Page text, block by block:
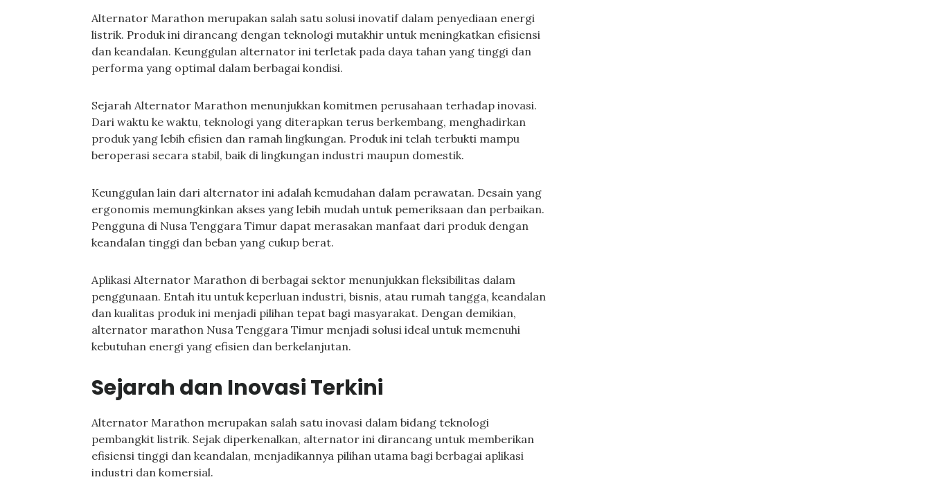
Alternator Marathon merupakan salah satu solusi inovatif dalam penyediaan energi
listrik. Produk ini dirancang dengan teknologi mutakhir untuk meningkatkan efisiensi
dan keandalan. Keunggulan alternator ini terletak pada daya tahan yang tinggi dan
performa yang optimal dalam berbagai kondisi.
Sejarah Alternator Marathon menunjukkan komitmen perusahaan terhadap inovasi.
Dari waktu ke waktu, teknologi yang diterapkan terus berkembang, menghadirkan
produk yang lebih efisien dan ramah lingkungan. Produk ini telah terbukti mampu
beroperasi secara stabil, baik di lingkungan industri maupun domestik.
Keunggulan lain dari alternator ini adalah kemudahan dalam perawatan. Desain yang
ergonomis memungkinkan akses yang lebih mudah untuk pemeriksaan dan perbaikan.
Pengguna di Nusa Tenggara Timur dapat merasakan manfaat dari produk dengan
keandalan tinggi dan beban yang cukup berat.
Aplikasi Alternator Marathon di berbagai sektor menunjukkan fleksibilitas dalam
penggunaan. Entah itu untuk keperluan industri, bisnis, atau rumah tangga, keandalan
dan kualitas produk ini menjadi pilihan tepat bagi masyarakat. Dengan demikian,
alternator marathon Nusa Tenggara Timur menjadi solusi ideal untuk memenuhi
kebutuhan energi yang efisien dan berkelanjutan.
Sejarah dan Inovasi Terkini
Alternator Marathon merupakan salah satu inovasi dalam bidang teknologi
pembangkit listrik. Sejak diperkenalkan, alternator ini dirancang untuk memberikan
efisiensi tinggi dan keandalan, menjadikannya pilihan utama bagi berbagai aplikasi
industri dan komersial.